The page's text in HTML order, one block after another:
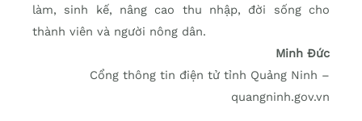
làm, sinh kế, nâng cao thu nhập, đời sống cho
thành viên và người nông dân.
Minh Đức
Cổng thông tin điện tử tỉnh Quảng Ninh –
quangninh.gov.vn